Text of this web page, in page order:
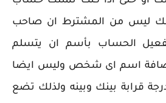
ليس من المشترط ان صاحب
الحساب بأسم ان يتسلم
اضافة اسم اى شخص وليس ايضا
قرابة بينك وبينه ولذلك تضع